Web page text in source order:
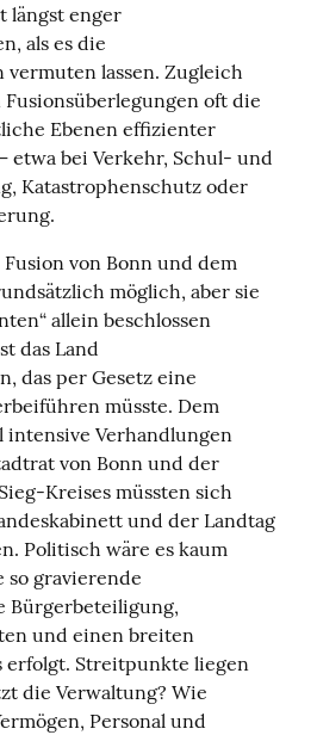
längst enger
als es die
vermuten lassen. Zugleich
oft die
Ebenen effizienter
etwa bei Verkehr, Schul- und
Katastrophenschutz oder
von Bonn und dem
möglich, aber sie
allein beschlossen
das Land
das per Gesetz eine
müsste. Dem
intensive Verhandlungen
von Bonn und der
müssten sich
und der Landtag
Politisch wäre es kaum
so gravierende
Bürgerbeteiligung,
und einen breiten
Streitpunkte liegen
die Verwaltung? Wie
Personal und